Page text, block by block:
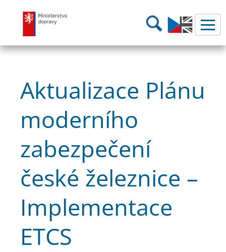
Ministerstvo dopravy Hledání
Aktualizace Plánu
moderního
zabezpečení
české železnice –
Implementace
ETCS